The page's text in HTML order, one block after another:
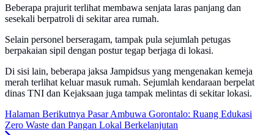
Beberapa prajurit terlihat membawa senjata laras panjang dan
sesekali berpatroli di sekitar area rumah.
Selain personel berseragam, tampak pula sejumlah petugas
berpakaian sipil dengan postur tegap berjaga di lokasi.
Di sisi lain, beberapa jaksa Jampidsus yang mengenakan kemeja
merah terlihat keluar masuk rumah. Sejumlah kendaraan berpelat
dinas TNI dan Kejaksaan juga tampak melintas di sekitar lokasi.
Halaman Berikutnya Pasar Ambuwa Gorontalo: Ruang Edukasi
Zero Waste dan Pangan Lokal Berkelanjutan